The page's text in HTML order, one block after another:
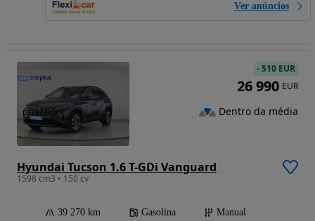
Ver anúncios
Hyundai Tucson 1.6 T-GDi Vanguard
1598 cm3 • 150 cv
39 270 km Gasolina
Manual
-510 EUR
26 990 EUR
Dentro da média